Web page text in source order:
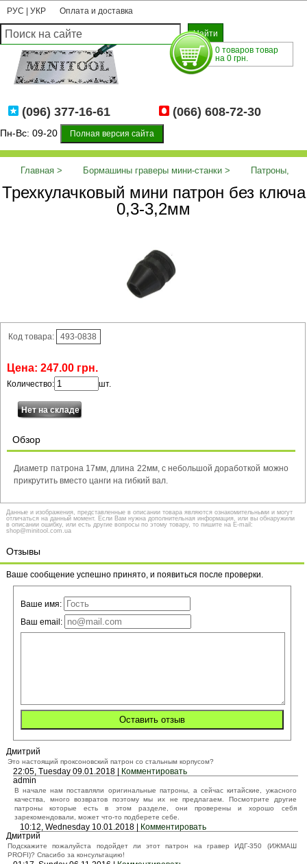
РУС УКР Оплата и доставка
0 товаров товар
на 0 грн.
(096) 377-16-61 (066) 608-72-30
Пн-Вс: 09-20 Полная версия сайта
Главная Бормашины граверы мини-станки
Патроны,
цанги
Трехкулачковый мини патрон без ключа 0,3-3,2мм
Трехкулачковый мини патрон без ключа
0,3-3,2мм
Код товара: 493-0838
Цена: 247.00 грн.
Количество: шт.
Обзор
Диаметр патрона 17мм, длина 22мм, с небольшой доработкой можно
прикрутить вместо цанги на гибкий вал.
Данные и изображения, представленные в описании товара являются ознакомительными и могут
отличаться на данный момент. Если Вам нужна дополнительная информация, или вы обнаружили
в описании ошибку, или есть другие вопросы по этому товару, то пишите на E-mail:
shop@minitool.com.ua
Отзывы
Ваше сообщение успешно принято, и появиться после проверки.
Ваше имя:
Ваш email:
Дмитрий
Это настоящий проксоновский патрон со стальным корпусом?
22:05, Tuesday 09.01.2018 |
Комментировать
admin
В начале нам поставляли оригинальные патроны, а сейчас китайские, ужасного
качества, много возвратов поэтому мы их не предлагаем. Посмотрите другие
патроны которые есть в этом разделе, они проверены и хорошо себя
зарекомендовали, может что-то подберете себе.
10:12, Wednesday 10.01.2018 |
Комментировать
Дмитрий
Подскажите пожалуйста подойдет ли этот патрон на гравер ИДГ-350 (ИЖМАШ
PROFI)? Спасибо за консультацию!